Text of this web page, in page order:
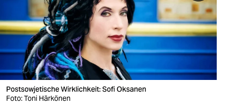
nord
wahrheit
verlag
verlag
veranstaltungen
Post­sowjetische Wirklichkeit: Sofi Oksanen
Foto: Toni Härkönen